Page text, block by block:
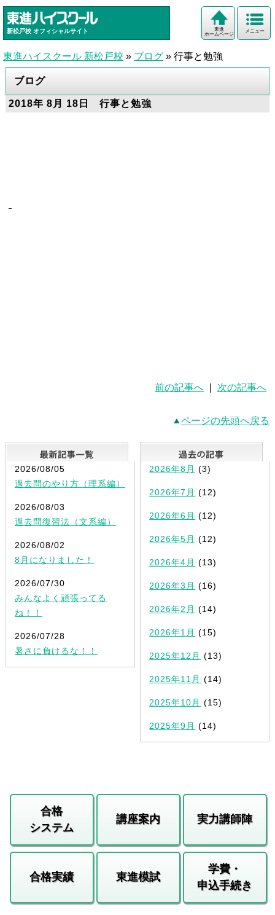
新松戸校 オフィシャルサイト メニュー
東進
ホームページ
東進ハイスクール 新松戸校 » ブログ » 行事と勉強
ブログ
2018年 8月 18日 行事と勉強
前の記事へ 次の記事へ
ページの先頭へ戻る
最新記事一覧
2026/08/05
過去問のやり方（理系編）
2026/08/03
過去問復習法（文系編）
2026/08/02
8月になりました！
2026/07/30
みんなよく頑張ってる
ね！！
2026/07/28
暑さに負けるな！！
2026年8月 (3)
2026年7月 (12)
2026年6月 (12)
2026年5月 (12)
2026年4月 (13)
2026年3月 (16)
2026年2月 (14)
2026年1月 (15)
2025年12月 (13)
2025年11月 (14)
2025年10月 (15)
2025年9月 (14)
合格
システム
講座案内 実力講師陣
合格実績 東進模試
学費・
申込手続き